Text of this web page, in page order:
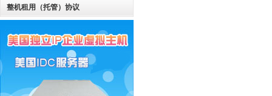
整机租用（托管）协议